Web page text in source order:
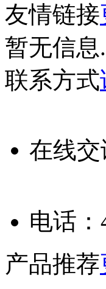
友情链接
暂无信息.
联系方式
在线交
电话：
产品推荐